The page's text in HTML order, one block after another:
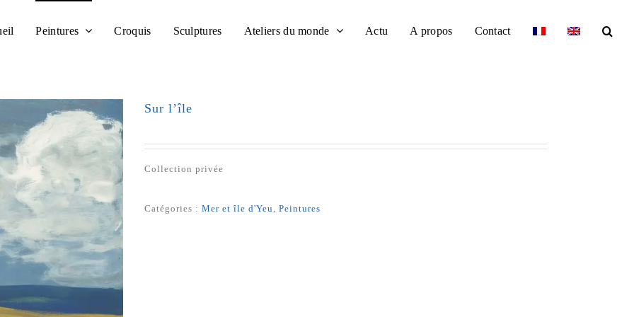
Peintures Croquis Sculptures Ateliers du monde Actu A propos Contact
Sur l’île
Collection privée
Catégories : Mer et île d'Yeu , Peintures